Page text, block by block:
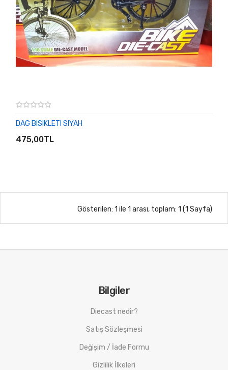
DAG BISIKLETI SIYAH
475,00TL
Gösterilen: 1 ile 1 arası, toplam: 1 (1 Sayfa)
Bilgiler
Diecast nedir?
Satış Sözleşmesi
Değişim / İade Formu
Gizlilik İlkeleri